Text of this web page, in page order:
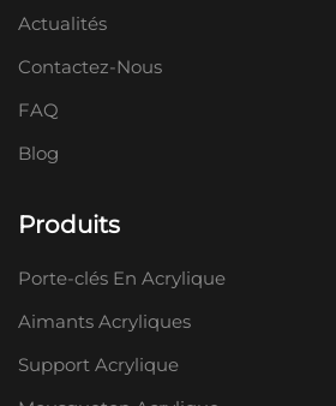
Actualités
Contactez-Nous
FAQ
Blog
Produits
Porte-clés En Acrylique
Aimants Acryliques
Support Acrylique